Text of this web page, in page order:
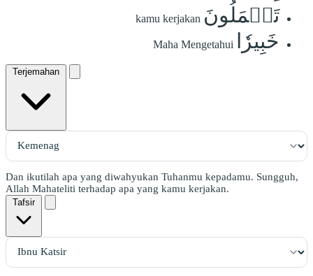
تَعۡمَلُونَ kamu kerjakan
خَبِيرٗا Maha Mengetahui
Terjemahan
Dan ikutilah apa yang diwahyukan Tuhanmu kepadamu. Sungguh,
Allah Mahateliti terhadap apa yang kamu kerjakan.
Tafsir